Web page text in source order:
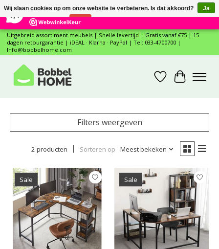
12 Reviews ×
Uitgebreid assortiment meubels | Snelle levertijd | Gratis vanaf €75 | 15
dagen retourgarantie | iDEAL · Klarna · PayPal | Tel: 033-4700700 |
Info@bobbelhome.com
Verlanglijst
Filters weergeven
2 producten Sorteren op Meest bekeken
Sale Sale
Wij slaan cookies op om onze website te verbeteren. Is dat akkoord?
Ja
Nee